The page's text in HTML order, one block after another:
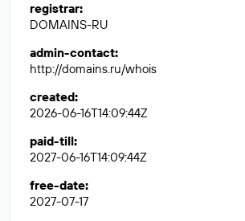
registrar:
DOMAINS-RU
admin-contact:
http://domains.ru/whois
created:
2026-06-16T14:09:44Z
paid-till:
2027-06-16T14:09:44Z
free-date:
2027-07-17